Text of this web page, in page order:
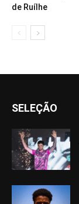
de Ruílhe
SELEÇÃO